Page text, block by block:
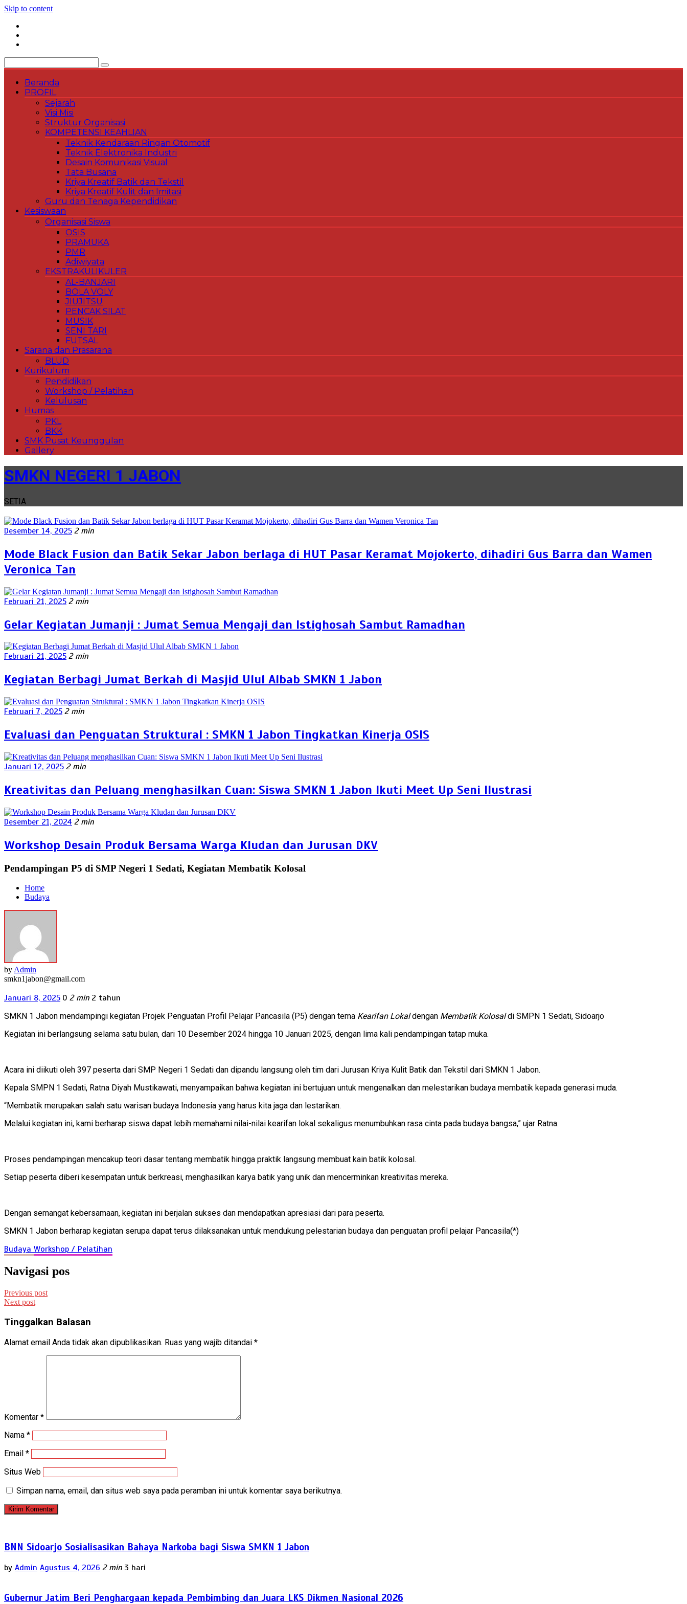
Skip to content
Beranda
PROFIL
Sejarah
Visi Misi
Struktur Organisasi
KOMPETENSI KEAHLIAN
Teknik Kendaraan Ringan Otomotif
Teknik Elektronika Industri
Desain Komunikasi Visual
Tata Busana
Kriya Kreatif Batik dan Tekstil
Kriya Kreatif Kulit dan Imitasi
Guru dan Tenaga Kependidikan
Kesiswaan
Organisasi Siswa
OSIS
PRAMUKA
PMR
Adiwiyata
EKSTRAKULIKULER
AL-BANJARI
BOLA VOLY
JIUJITSU
PENCAK SILAT
MUSIK
SENI TARI
FUTSAL
Sarana dan Prasarana
BLUD
Kurikulum
Pendidikan
Workshop / Pelatihan
Kelulusan
Humas
PKL
BKK
SMK Pusat Keunggulan
Gallery
SMKN NEGERI 1 JABON
SETIA
Desember 14, 2025 2 min
Mode Black Fusion dan Batik Sekar Jabon berlaga di HUT Pasar Keramat Mojokerto, dihadiri Gus Barra dan Wamen
Veronica Tan
Februari 21, 2025 2 min
Gelar Kegiatan Jumanji : Jumat Semua Mengaji dan Istighosah Sambut Ramadhan
Februari 21, 2025 2 min
Kegiatan Berbagi Jumat Berkah di Masjid Ulul Albab SMKN 1 Jabon
Februari 7, 2025 2 min
Evaluasi dan Penguatan Struktural : SMKN 1 Jabon Tingkatkan Kinerja OSIS
Januari 12, 2025 2 min
Kreativitas dan Peluang menghasilkan Cuan: Siswa SMKN 1 Jabon Ikuti Meet Up Seni Ilustrasi
Desember 21, 2024 2 min
Workshop Desain Produk Bersama Warga Kludan dan Jurusan DKV
Pendampingan P5 di SMP Negeri 1 Sedati, Kegiatan Membatik Kolosal
Home
Budaya
by Admin
smkn1jabon@gmail.com
Januari 8, 2025 0 2 min 2 tahun
SMKN 1 Jabon mendampingi kegiatan Projek Penguatan Profil Pelajar Pancasila (P5) dengan tema Kearifan Lokaldengan Membatik Kolosaldi SMPN 1 Sedati, Sidoarjo
Kegiatan ini berlangsung selama satu bulan, dari 10 Desember 2024 hingga 10 Januari 2025, dengan lima kali pendampingan tatap muka.
Acara ini diikuti oleh 397 peserta dari SMP Negeri 1 Sedati dan dipandu langsung oleh tim dari Jurusan Kriya Kulit Batik dan Tekstil dari SMKN 1 Jabon.
Kepala SMPN 1 Sedati, Ratna Diyah Mustikawati, menyampaikan bahwa kegiatan ini bertujuan untuk mengenalkan dan melestarikan budaya membatik kepada generasi muda.
“Membatik merupakan salah satu warisan budaya Indonesia yang harus kita jaga dan lestarikan.
Melalui kegiatan ini, kami berharap siswa dapat lebih memahami nilai-nilai kearifan lokal sekaligus menumbuhkan rasa cinta pada budaya bangsa,” ujar Ratna.
Proses pendampingan mencakup teori dasar tentang membatik hingga praktik langsung membuat kain batik kolosal.
Setiap peserta diberi kesempatan untuk berkreasi, menghasilkan karya batik yang unik dan mencerminkan kreativitas mereka.
Dengan semangat kebersamaan, kegiatan ini berjalan sukses dan mendapatkan apresiasi dari para peserta.
SMKN 1 Jabon berharap kegiatan serupa dapat terus dilaksanakan untuk mendukung pelestarian budaya dan penguatan profil pelajar Pancasila(*)
Budaya Workshop / Pelatihan
Navigasi pos
Previous post
Next post
Tinggalkan Balasan
Alamat email Anda tidak akan dipublikasikan. Ruas yang wajib ditandai *
Komentar *
Nama *
Email *
Situs Web
Simpan nama, email, dan situs web saya pada peramban ini untuk komentar saya berikutnya.
BNN Sidoarjo Sosialisasikan Bahaya Narkoba bagi Siswa SMKN 1 Jabon
by Admin Agustus 4, 2026 2 min 3 hari
Gubernur Jatim Beri Penghargaan kepada Pembimbing dan Juara LKS Dikmen Nasional 2026